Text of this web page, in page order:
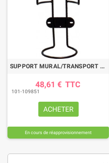
SUPPORT MURAL/TRANSPORT POUR EXTINCTEUR 6KG
48,61 € TTC
101-109851
ACHETER
En cours de réapprovisionnement